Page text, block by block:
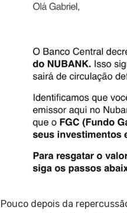
Pouco depois da